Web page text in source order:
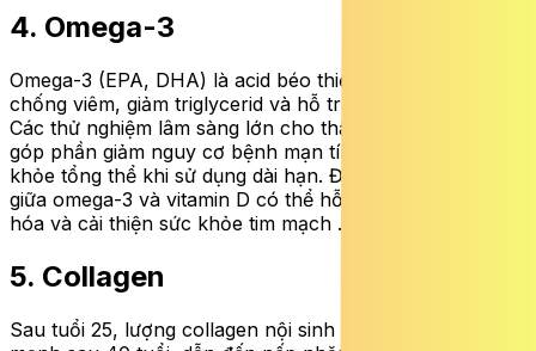
4. Omega-3
Omega-3 (EPA, DHA) là acid béo thiết yếu có tác dụng
chống viêm, giảm triglycerid và hỗ trợ chức năng não.
Các thử nghiệm lâm sàng lớn cho thấy omega-3 có thể
góp phần giảm nguy cơ bệnh mạn tính và cải thiện sức
khỏe tổng thể khi sử dụng dài hạn. Đặc biệt, sự kết hợp
giữa omega-3 và vitamin D có thể hỗ trợ làm chậm lão
hóa và cải thiện sức khỏe tim mạch .
5. Collagen
Sau tuổi 25, lượng collagen nội sinh giảm dần và giảm